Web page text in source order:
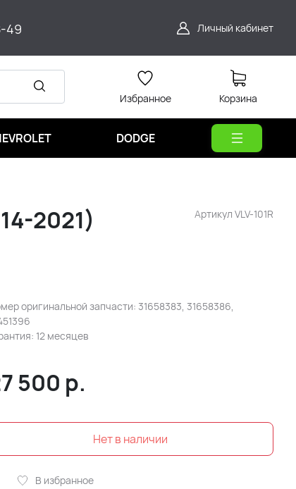
49 Личный кабинет
Избранное Корзина
DODGE
Артикул VLV-101R
2021)
оригинальной запчасти: 31658383, 31658386,
12 месяцев
500 р.
В избранное